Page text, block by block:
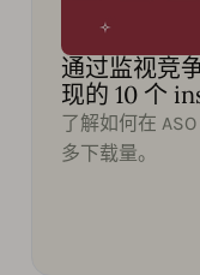
通过监视竞
现的 10 个
了解如何在
多下载量。